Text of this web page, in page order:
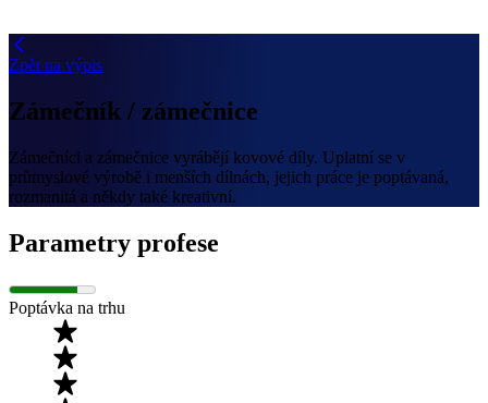
Zpět na výpis
Zámečník / zámečnice
Zámečníci a zámečnice vyrábějí kovové díly. Uplatní se v
průmyslové výrobě i menších dílnách, jejich práce je poptávaná,
rozmanitá a někdy také kreativní.
Parametry profese
Poptávka na trhu